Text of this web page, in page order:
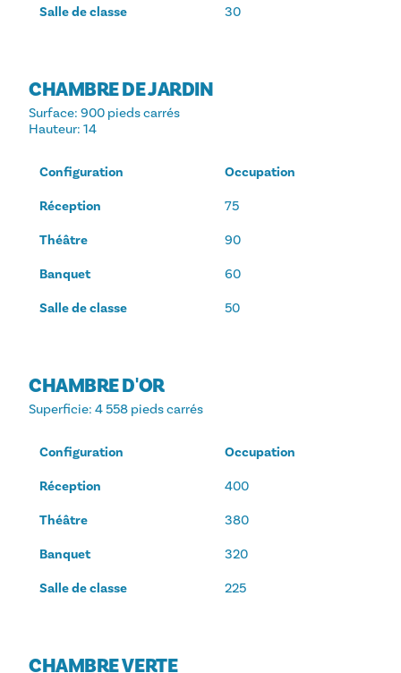
Salle de classe 30
CHAMBRE DE JARDIN
Surface: 900 pieds carrés
Hauteur: 14
Configuration Occupation
Réception 75
Théâtre 90
Banquet 60
Salle de classe 50
CHAMBRE D'OR
Superficie: 4 558 pieds carrés
Configuration Occupation
Réception 400
Théâtre 380
Banquet 320
Salle de classe 225
CHAMBRE VERTE